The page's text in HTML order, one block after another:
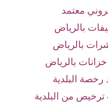
معتمد
بالرياض
بالرياض
بالرياض
البلدية
من البلدية